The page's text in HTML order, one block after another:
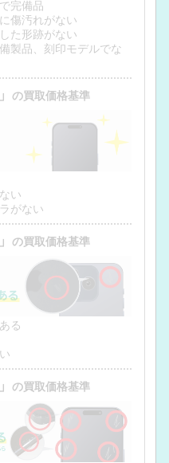
完備品
傷汚れがない
た形跡がない
製品、刻印モデルでな
の買取価格基準
い
がない
の買取価格基準
る
の買取価格基準